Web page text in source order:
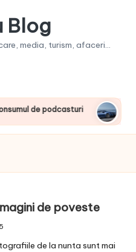
Blog
media, turism, afaceri...
de podcasturi Clienţii
June 20,
de poveste
de la nunta sunt mai